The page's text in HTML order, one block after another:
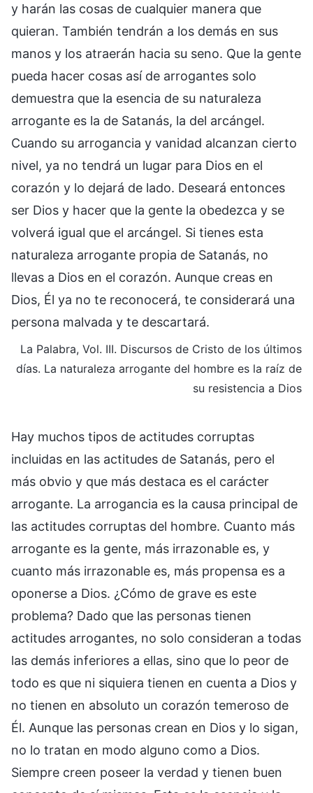
y harán las cosas de cualquier manera que
quieran. También tendrán a los demás en sus
manos y los atraerán hacia su seno. Que la gente
pueda hacer cosas así de arrogantes solo
demuestra que la esencia de su naturaleza
arrogante es la de Satanás, la del arcángel.
Cuando su arrogancia y vanidad alcanzan cierto
nivel, ya no tendrá un lugar para Dios en el
corazón y lo dejará de lado. Deseará entonces
ser Dios y hacer que la gente la obedezca y se
volverá igual que el arcángel. Si tienes esta
naturaleza arrogante propia de Satanás, no
llevas a Dios en el corazón. Aunque creas en
Dios, Él ya no te reconocerá, te considerará una
persona malvada y te descartará.
La Palabra, Vol. III. Discursos de Cristo de los últimos
días. La naturaleza arrogante del hombre es la raíz de
su resistencia a Dios
Hay muchos tipos de actitudes corruptas
incluidas en las actitudes de Satanás, pero el
más obvio y que más destaca es el carácter
arrogante. La arrogancia es la causa principal de
las actitudes corruptas del hombre. Cuanto más
arrogante es la gente, más irrazonable es, y
cuanto más irrazonable es, más propensa es a
oponerse a Dios. ¿Cómo de grave es este
problema? Dado que las personas tienen
actitudes arrogantes, no solo consideran a todas
las demás inferiores a ellas, sino que lo peor de
todo es que ni siquiera tienen en cuenta a Dios y
no tienen en absoluto un corazón temeroso de
Él. Aunque las personas crean en Dios y lo sigan,
no lo tratan en modo alguno como a Dios.
Siempre creen poseer la verdad y tienen buen